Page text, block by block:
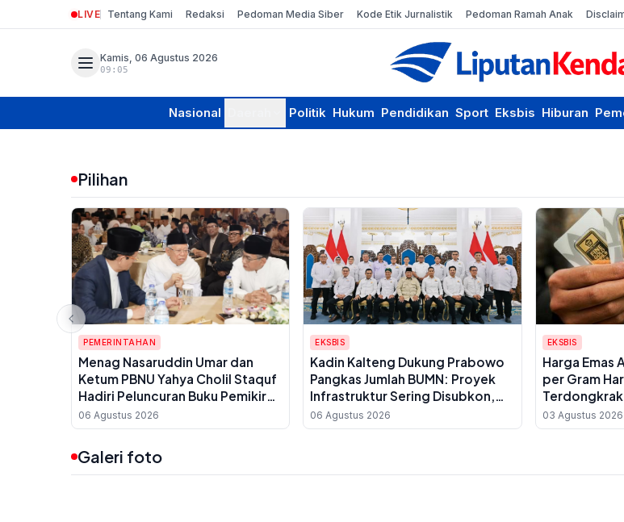
LIVE Tentang Kami Redaksi Pedoman Media Siber Kode Etik Jurnalistik Pedoman Ramah Anak
Kamis, 06 Agustus 2026
09:05
Nasional Politik Hukum Pendidikan Sport Eksbis Hiburan
Pilihan
PEMERINTAHAN
Menag Nasaruddin Umar dan
Ketum PBNU Yahya Cholil Staquf
Hadiri Peluncuran Buku Pemikiran
KH Ma'ruf Amin Jelang Muktamar
NU ke-35
06 Agustus 2026
EKSBIS
Kadin Kalteng Dukung Prabowo
Pangkas Jumlah BUMN: Proyek
Infrastruktur Sering Disubkon,
UMKM Daerah Jadi Korban
06 Agustus 2026
EKSBIS
Harga Emas
per Gram
Terdongkrak
03 Agustus 2026
Galeri foto